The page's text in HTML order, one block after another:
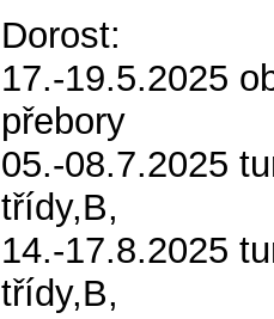
Dorost:
17.-19.5.2025
přebory
05.-08.7.2025
třídy,B,
14.-17.8.2025
třídy,B,